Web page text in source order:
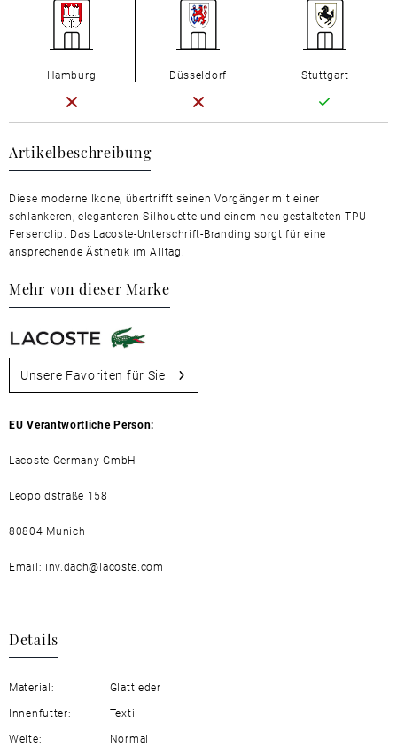
Artikelbeschreibung
Diese moderne Ikone, übertrifft seinen Vorgänger mit einer
schlankeren, eleganteren Silhouette und einem neu gestalteten TPU-
Fersenclip. Das Lacoste-Unterschrift-Branding sorgt für eine
ansprechende Ästhetik im Alltag.
Mehr von dieser Marke
Unsere Favoriten für Sie
EU Verantwortliche Person:
Lacoste Germany GmbH
Leopoldstraße 158
80804 Munich
Email: inv.dach@lacoste.com
Details
Material:
Glattleder
Innenfutter:
Textil
Weite:
Normal
Hamburg Düsseldorf Stuttgart